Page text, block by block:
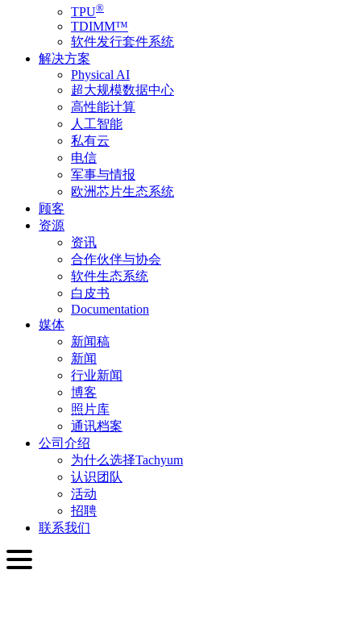
TPU®
TDIMM™
软件发行套件系统
解决方案
Physical AI
超大规模数据中心
高性能计算
人工智能
私有云
电信
军事与情报
欧洲芯片生态系统
顾客
资源
资讯
合作伙伴与协会
软件生态系统
白皮书
Documentation
媒体
新闻稿
新闻
行业新闻
博客
照片库
通讯档案
公司介绍
为什么选择Tachyum
认识团队
活动
招聘
联系我们